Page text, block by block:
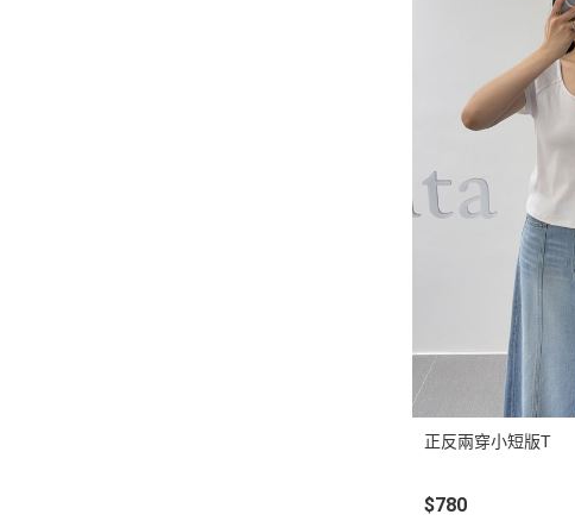
正反兩穿小短版T
$780